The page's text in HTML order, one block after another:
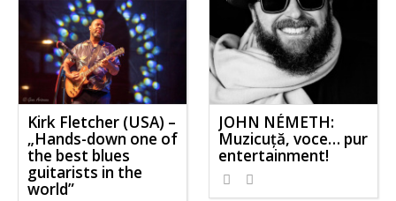
JOHN NÉMETH:
Muzicuţă, voce… pur
entertainment!
Kirk Fletcher (USA) –
„Hands-down one of
the best blues
guitarists in the
world”